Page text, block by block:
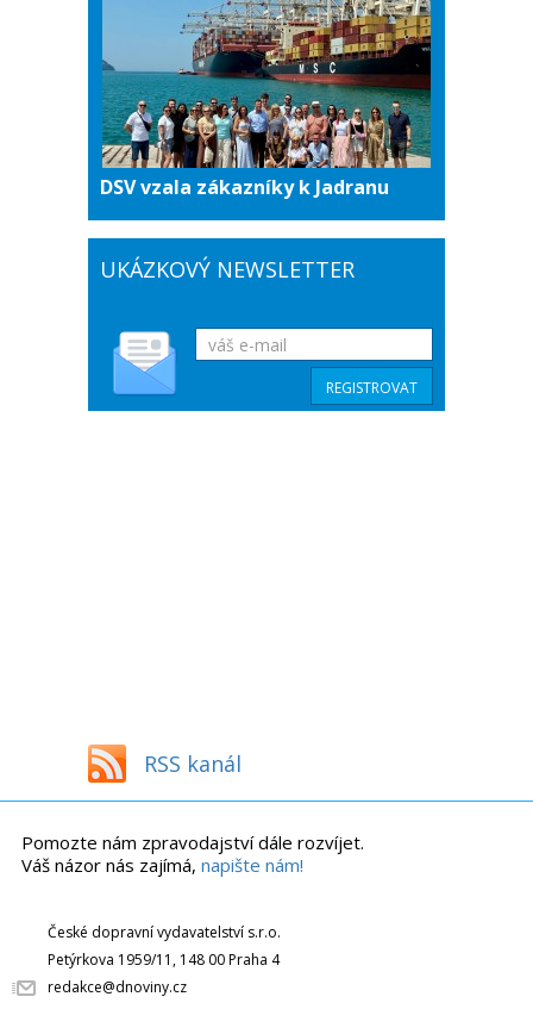
DSV vzala zákazníky k Jadranu
UKÁZKOVÝ NEWSLETTER
RSS kanál
Pomozte nám zpravodajství dále rozvíjet.
Váš názor nás zajímá, napište nám!
České dopravní vydavatelství s.r.o.
Petýrkova 1959/11, 148 00 Praha 4
redakce@dnoviny.cz